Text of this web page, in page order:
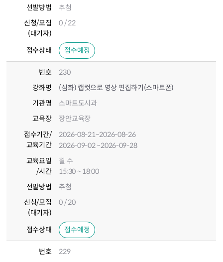
선발방법
추첨
신청/모집
(대기자)
0 / 22
접수상태 접수예정
번호
230
강좌명
(심화) 캡컷으로 영상 편집하기(스마트폰)
기관명
스마트도시과
교육장
장안교육장
접수기간/
교육기간
2026-08-21~2026-08-26
2026-09-02~2026-09-28
교육요일
/시간
월 수
15:30 ~ 18:00
선발방법
추첨
신청/모집
(대기자)
0 / 20
접수상태 접수예정
번호
229